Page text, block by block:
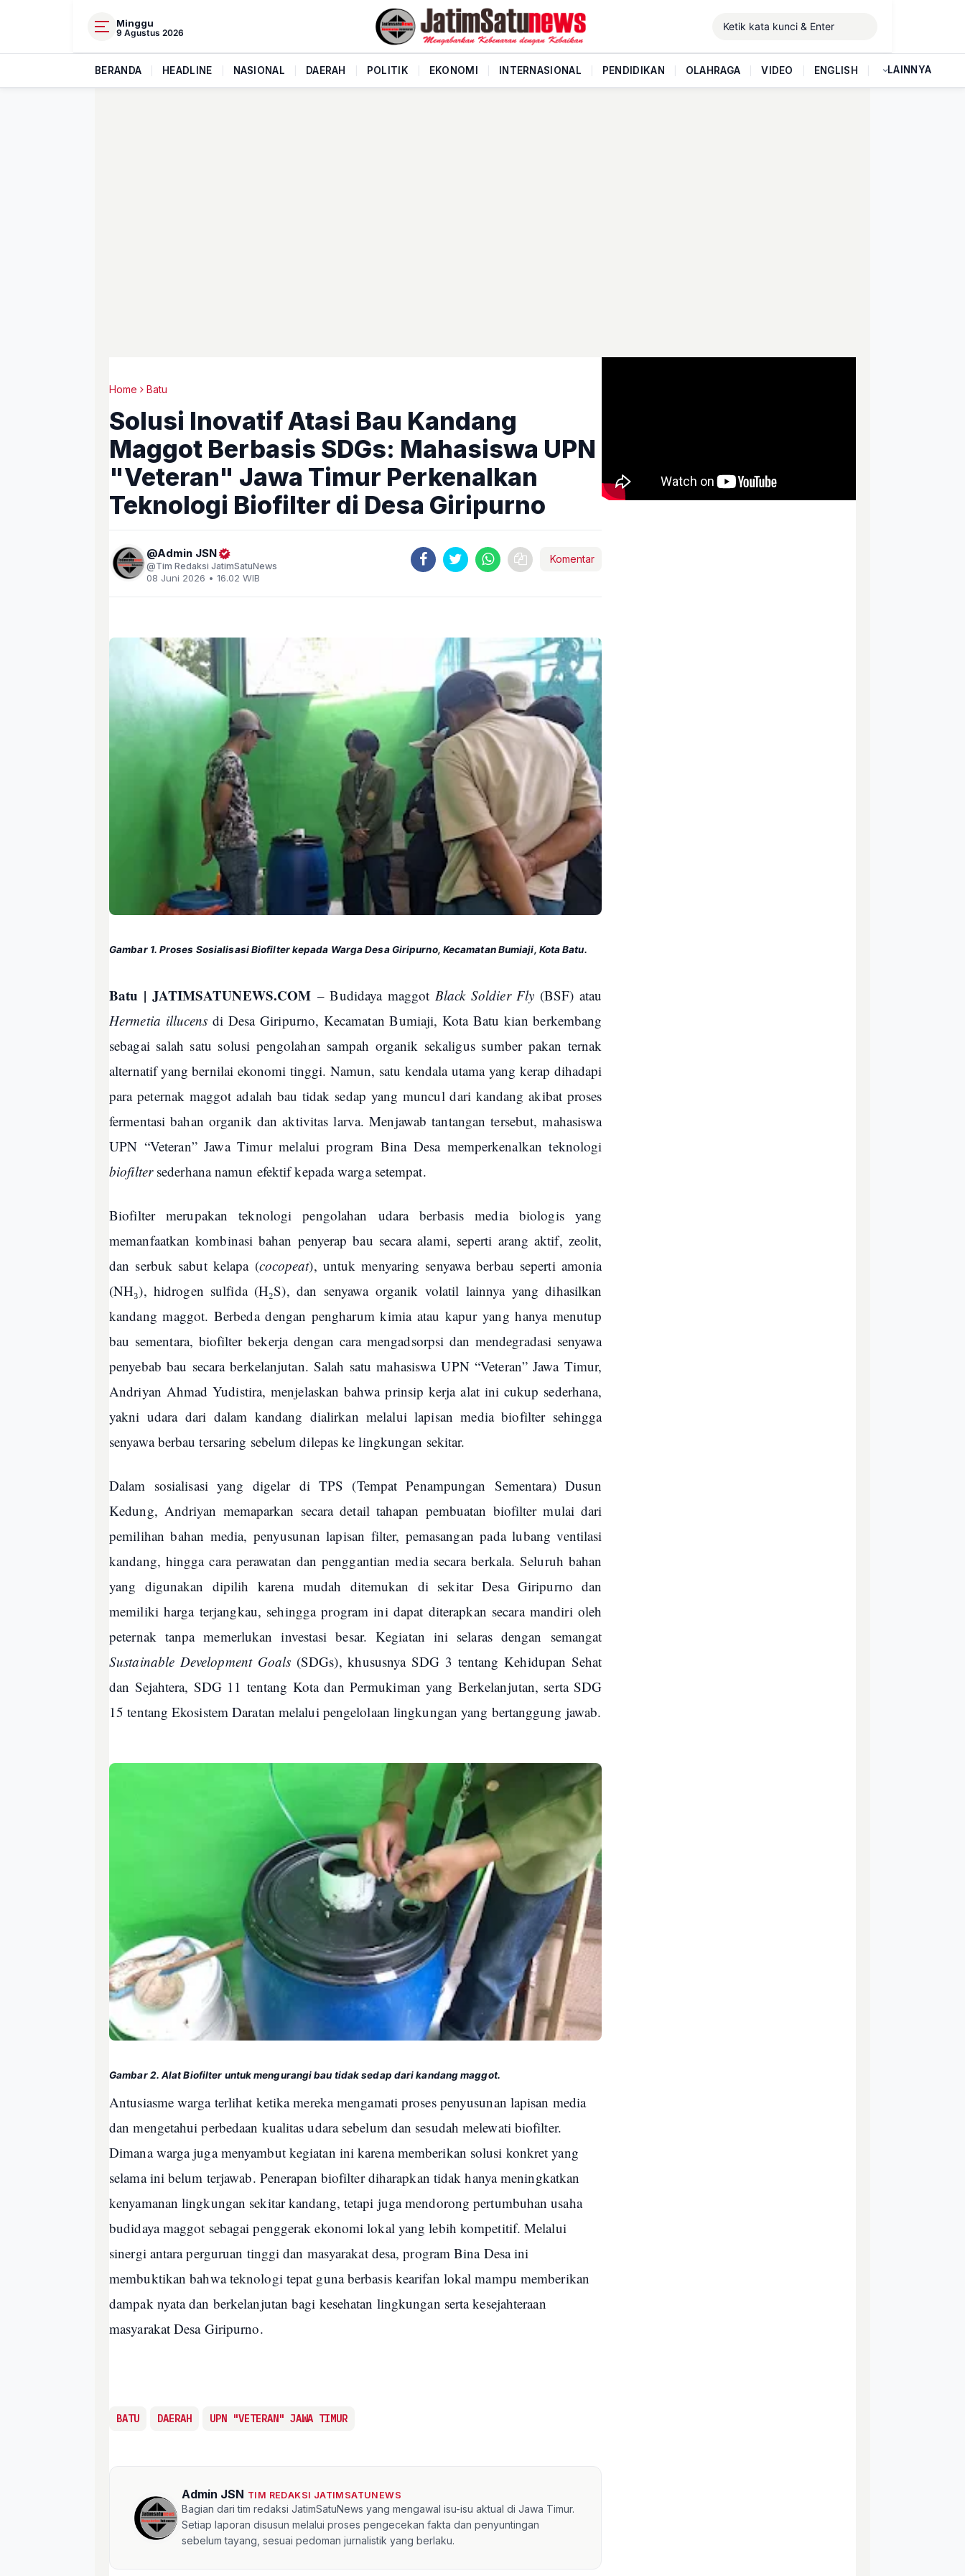
Minggu
9 Agustus 2026
BERANDA HEADLINE NASIONAL DAERAH POLITIK EKONOMI INTERNASIONAL PENDIDIKAN OLAHRAGA VIDEO ENGLISH LAINNYA
Home Batu
Solusi Inovatif Atasi Bau Kandang
Maggot Berbasis SDGs: Mahasiswa UPN
"Veteran" Jawa Timur Perkenalkan
Teknologi Biofilter di Desa Giripurno
Admin JSN
Tim Redaksi JatimSatuNews
08 Juni 2026 • 16.02 WIB
Komentar
Gambar 1. Proses Sosialisasi Biofilter kepada Warga Desa Giripurno, Kecamatan Bumiaji, Kota Batu.
Batu | JATIMSATUNEWS.COM – Budidaya maggot Black Soldier Fly (BSF) atau
Hermetia illucens di Desa Giripurno, Kecamatan Bumiaji, Kota Batu kian berkembang
sebagai salah satu solusi pengolahan sampah organik sekaligus sumber pakan ternak
alternatif yang bernilai ekonomi tinggi. Namun, satu kendala utama yang kerap dihadapi
para peternak maggot adalah bau tidak sedap yang muncul dari kandang akibat proses
fermentasi bahan organik dan aktivitas larva. Menjawab tantangan tersebut, mahasiswa
UPN “Veteran” Jawa Timur melalui program Bina Desa memperkenalkan teknologi
biofiltersederhana namun efektif kepada warga setempat.
Biofilter merupakan teknologi pengolahan udara berbasis media biologis yang
memanfaatkan kombinasi bahan penyerap bau secara alami, seperti arang aktif, zeolit,
dan serbuk sabut kelapa (cocopeat), untuk menyaring senyawa berbau seperti amonia
(NH₃), hidrogen sulfida (H₂S), dan senyawa organik volatil lainnya yang dihasilkan
kandang maggot. Berbeda dengan pengharum kimia atau kapur yang hanya menutup
bau sementara, biofilter bekerja dengan cara mengadsorpsi dan mendegradasi senyawa
penyebab bau secara berkelanjutan. Salah satu mahasiswa UPN “Veteran” Jawa Timur,
Andriyan Ahmad Yudistira, menjelaskan bahwa prinsip kerja alat ini cukup sederhana,
yakni udara dari dalam kandang dialirkan melalui lapisan media biofilter sehingga
senyawa berbau tersaring sebelum dilepas ke lingkungan sekitar.
Dalam sosialisasi yang digelar di TPS (Tempat Penampungan Sementara) Dusun
Kedung, Andriyan memaparkan secara detail tahapan pembuatan biofilter mulai dari
pemilihan bahan media, penyusunan lapisan filter, pemasangan pada lubang ventilasi
kandang, hingga cara perawatan dan penggantian media secara berkala. Seluruh bahan
yang digunakan dipilih karena mudah ditemukan di sekitar Desa Giripurno dan
memiliki harga terjangkau, sehingga program ini dapat diterapkan secara mandiri oleh
peternak tanpa memerlukan investasi besar. Kegiatan ini selaras dengan semangat
Sustainable Development Goals (SDGs), khususnya SDG 3 tentang Kehidupan Sehat
dan Sejahtera, SDG 11 tentang Kota dan Permukiman yang Berkelanjutan, serta SDG
15 tentang Ekosistem Daratan melalui pengelolaan lingkungan yang bertanggung jawab.
Gambar 2. Alat Biofilter untuk mengurangi bau tidak sedap dari kandang maggot.
Antusiasme warga terlihat ketika mereka mengamati proses penyusunan lapisan media
dan mengetahui perbedaan kualitas udara sebelum dan sesudah melewati biofilter.
Dimana warga juga menyambut kegiatan ini karena memberikan solusi konkret yang
selama ini belum terjawab. Penerapan biofilter diharapkan tidak hanya meningkatkan
kenyamanan lingkungan sekitar kandang, tetapi juga mendorong pertumbuhan usaha
budidaya maggot sebagai penggerak ekonomi lokal yang lebih kompetitif. Melalui
sinergi antara perguruan tinggi dan masyarakat desa, program Bina Desa ini
membuktikan bahwa teknologi tepat guna berbasis kearifan lokal mampu memberikan
dampak nyata dan berkelanjutan bagi kesehatan lingkungan serta kesejahteraan
masyarakat Desa Giripurno.
BATU DAERAH UPN "VETERAN" JAWA TIMUR
Admin JSN TIM REDAKSI JATIMSATUNEWS
Bagian dari tim redaksi JatimSatuNews yang mengawal isu-isu aktual di Jawa Timur.
Setiap laporan disusun melalui proses pengecekan fakta dan penyuntingan
sebelum tayang, sesuai pedoman jurnalistik yang berlaku.